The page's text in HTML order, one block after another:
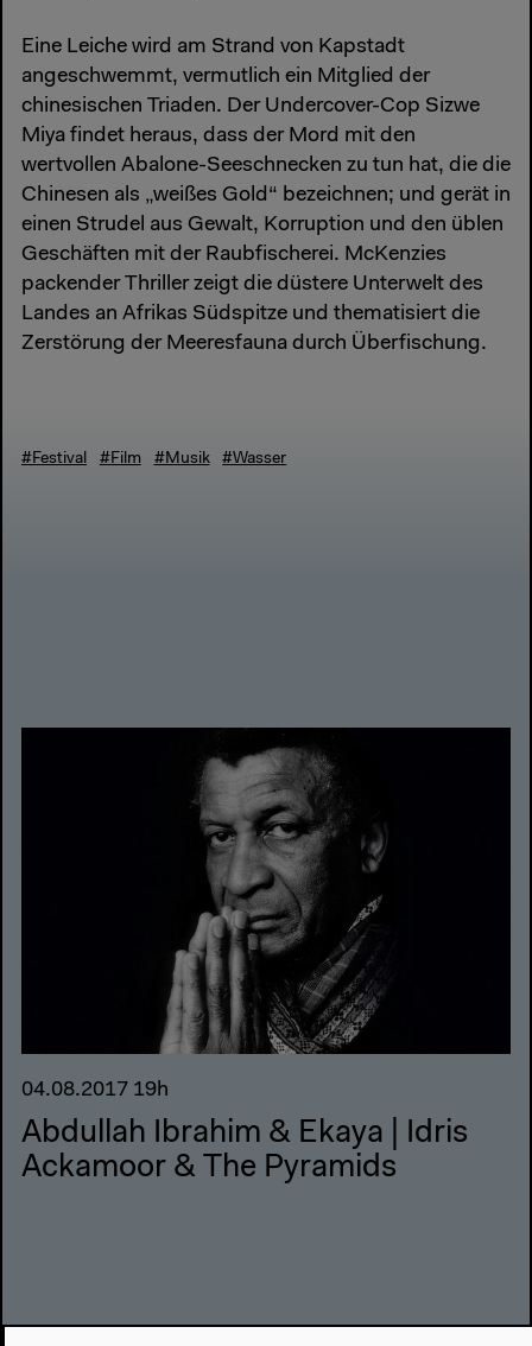
Eine Leiche wird am Strand von Kapstadt
angeschwemmt, vermutlich ein Mitglied der
chinesischen Triaden. Der Undercover-Cop Sizwe
Miya findet heraus, dass der Mord mit den
wertvollen Abalone-Seeschnecken zu tun hat, die die
Chinesen als „weißes Gold“ bezeichnen; und gerät in
einen Strudel aus Gewalt, Korruption und den üblen
Geschäften mit der Raubfischerei. McKenzies
packender Thriller zeigt die düstere Unterwelt des
Landes an Afrikas Südspitze und thematisiert die
Zerstörung der Meeresfauna durch Überfischung.
#Festival #Film #Musik #Wasser
04.08.2017 19h
Abdullah Ibrahim & Ekaya | Idris
Ackamoor & The Pyramids